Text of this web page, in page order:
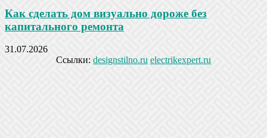
Как сделать дом визуально дороже без
капитального ремонта
31.07.2026
Ссылки: designstilno.ru electrikexpert.ru